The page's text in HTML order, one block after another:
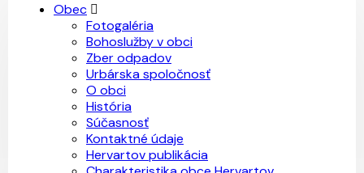
Obec
Fotogaléria
Bohoslužby v obci
Zber odpadov
Urbárska spoločnosť
O obci
História
Súčasnosť
Kontaktné údaje
Hervartov publikácia